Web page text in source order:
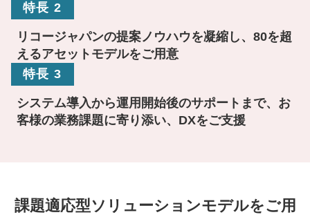
特長 2
リコージャパンの提案ノウハウを凝縮し、80を超
えるアセットモデルをご用意
特長 3
システム導入から運用開始後のサポートまで、お
客様の業務課題に寄り添い、DXをご支援
課題適応型ソリューションモデルをご用